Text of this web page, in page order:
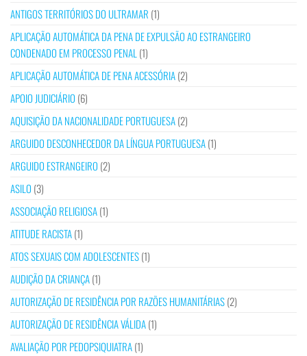
ANTIGOS TERRITÓRIOS DO ULTRAMAR (1)
APLICAÇÃO AUTOMÁTICA DA PENA DE EXPULSÃO AO ESTRANGEIRO
CONDENADO EM PROCESSO PENAL (1)
APLICAÇÃO AUTOMÁTICA DE PENA ACESSÓRIA(2)
APOIO JUDICIÁRIO (6)
AQUISIÇÃO DA NACIONALIDADE PORTUGUESA(2)
ARGUIDO DESCONHECEDOR DA LÍNGUA PORTUGUESA(1)
ARGUIDO ESTRANGEIRO (2)
ASILO (3)
ASSOCIAÇÃO RELIGIOSA(1)
ATITUDE RACISTA(1)
ATOS SEXUAIS COM ADOLESCENTES(1)
AUDIÇÃO DA CRIANÇA(1)
AUTORIZAÇÃO DE RESIDÊNCIA POR RAZÕES HUMANITÁRIAS(2)
AUTORIZAÇÃO DE RESIDÊNCIA VÁLIDA(1)
AVALIAÇÃO POR PEDOPSIQUIATRA(1)